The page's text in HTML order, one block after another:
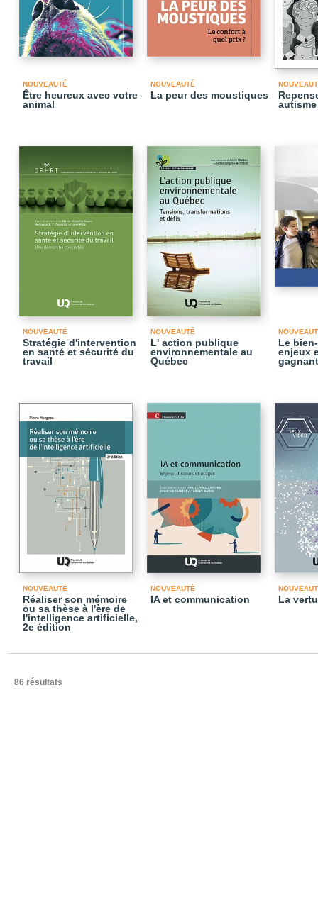
NOUVEAUTÉ
Être heureux avec votre
animal
NOUVEAUTÉ
La peur des moustiques
autisme
NOUVEAUTÉ
Stratégie d'intervention
en santé et sécurité du
travail
NOUVEAUTÉ
L' action publique
environnementale au
Québec
Le
enjeux
NOUVEAUTÉ
Réaliser son mémoire
ou sa thèse à l'ère de
l'intelligence artificielle,
2e édition
NOUVEAUTÉ
IA et communication La
86 résultats